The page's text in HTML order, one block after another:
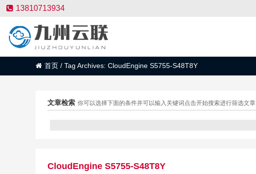
13810713934
首页 / Tag Archives: CloudEngine S5755-S48T8Y
文章检索 你可以选择下面的条件并可以输入关键词点击开始搜索进行筛选文章
CloudEngine S5755-S48T8Y